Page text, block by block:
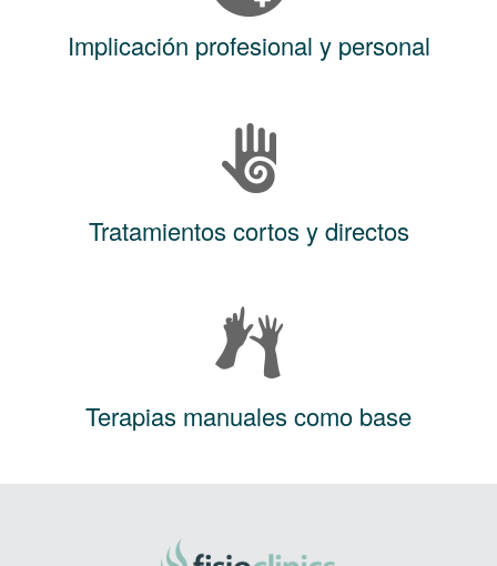
Implicación profesional y personal
Tratamientos cortos y directos
Terapias manuales como base